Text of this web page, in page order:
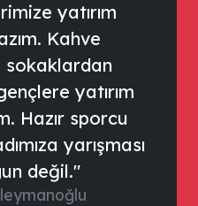
yatırım
Kahve
sokaklardan
yatırım
Hazır sporcu
yarışması
değil."